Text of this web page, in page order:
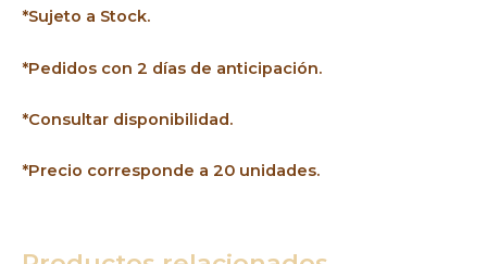
*Sujeto a Stock.
*Pedidos con 2 días de anticipación.
*Consultar disponibilidad.
*Precio corresponde a 20 unidades.